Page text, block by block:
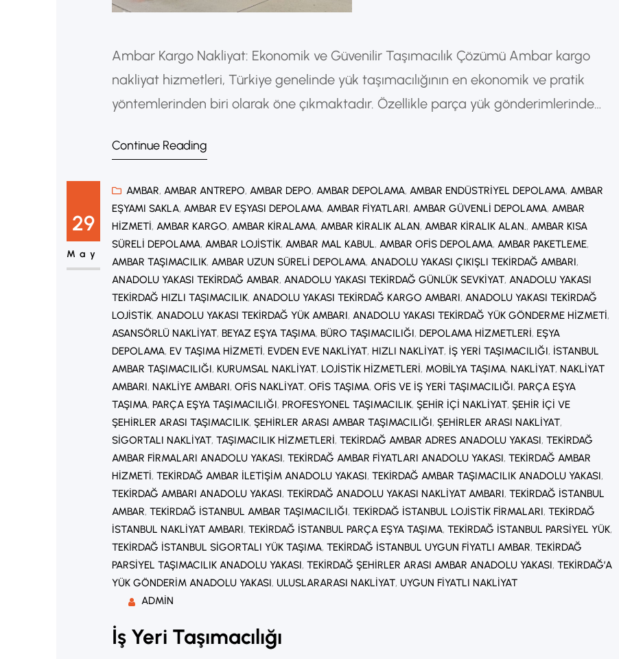
Ambar Kargo Nakliyat: Ekonomik ve Güvenilir Taşımacılık Çözümü Ambar kargo
nakliyat hizmetleri, Türkiye genelinde yük taşımacılığının en ekonomik ve pratik
yöntemlerinden biri olarak öne çıkmaktadır. Özellikle parça yük gönderimlerinde
taşınmasını sağlayarak maliyetleri düşürür. Bu sayede hem bireysel hem de
Continue Reading
29
May
AMBAR, AMBAR ANTREPO, AMBAR DEPO, AMBAR DEPOLAMA, AMBAR ENDÜSTRIYEL DEPOLAMA, AMBAR
EŞYAMI SAKLA, AMBAR EV EŞYASI DEPOLAMA, AMBAR FIYATLARI, AMBAR GÜVENLI DEPOLAMA, AMBAR
HIZMETI, AMBAR KARGO, AMBAR KIRALAMA, AMBAR KIRALIK ALAN, AMBAR KIRALIK ALAN., AMBAR KISA
SÜRELI DEPOLAMA, AMBAR LOJISTIK, AMBAR MAL KABUL, AMBAR OFIS DEPOLAMA, AMBAR PAKETLEME
AMBAR TAŞIMACILIK, AMBAR UZUN SÜRELI DEPOLAMA, ANADOLU YAKASI ÇIKIŞLI TEKIRDAĞ AMBARI
ANADOLU YAKASI TEKIRDAĞ AMBAR, ANADOLU YAKASI TEKIRDAĞ GÜNLÜK SEVKIYAT, ANADOLU YAKASI
TEKIRDAĞ HIZLI TAŞIMACILIK, ANADOLU YAKASI TEKIRDAĞ KARGO AMBARI, ANADOLU YAKASI TEKIRDAĞ
LOJISTIK, ANADOLU YAKASI TEKIRDAĞ YÜK AMBARI, ANADOLU YAKASI TEKIRDAĞ YÜK GÖNDERME HIZMETI
ASANSÖRLÜ NAKLIYAT, BEYAZ EŞYA TAŞIMA, BÜRO TAŞIMACILIĞI, DEPOLAMA HIZMETLERI, EŞYA
DEPOLAMA, EV TAŞIMA HIZMETI, EVDEN EVE NAKLIYAT, HIZLI NAKLIYAT, İŞ YERI TAŞIMACILIĞI, İSTANBUL
AMBAR TAŞIMACILIĞI, KURUMSAL NAKLIYAT, LOJISTIK HIZMETLERI, MOBILYA TAŞIMA, NAKLIYAT, NAKLIYAT
AMBARI, NAKLIYE AMBARI, OFIS NAKLIYAT, OFIS TAŞIMA, OFIS VE IŞ YERI TAŞIMACILIĞI, PARÇA EŞYA
TAŞIMA, PARÇA EŞYA TAŞIMACILIĞI, PROFESYONEL TAŞIMACILIK, ŞEHIR IÇI NAKLIYAT, ŞEHIR IÇI VE
ŞEHIRLER ARASI TAŞIMACILIK, ŞEHIRLER ARASI AMBAR TAŞIMACILIĞI, ŞEHIRLER ARASI NAKLIYAT
SIGORTALI NAKLIYAT, TAŞIMACILIK HIZMETLERI, TEKIRDAĞ AMBAR ADRES ANADOLU YAKASI, TEKIRDAĞ
AMBAR FIRMALARI ANADOLU YAKASI, TEKIRDAĞ AMBAR FIYATLARI ANADOLU YAKASI, TEKIRDAĞ AMBAR
HIZMETI, TEKIRDAĞ AMBAR ILETIŞIM ANADOLU YAKASI, TEKIRDAĞ AMBAR TAŞIMACILIK ANADOLU YAKASI
TEKIRDAĞ AMBARI ANADOLU YAKASI, TEKIRDAĞ ANADOLU YAKASI NAKLIYAT AMBARI, TEKIRDAĞ İSTANBUL
AMBAR, TEKIRDAĞ İSTANBUL AMBAR TAŞIMACILIĞI, TEKIRDAĞ İSTANBUL LOJISTIK FIRMALARI, TEKIRDAĞ
İSTANBUL NAKLIYAT AMBARI, TEKIRDAĞ İSTANBUL PARÇA EŞYA TAŞIMA, TEKIRDAĞ İSTANBUL PARSIYEL YÜK
TEKIRDAĞ İSTANBUL SIGORTALI YÜK TAŞIMA, TEKIRDAĞ İSTANBUL UYGUN FIYATLI AMBAR, TEKIRDAĞ
PARSIYEL TAŞIMACILIK ANADOLU YAKASI, TEKIRDAĞ ŞEHIRLER ARASI AMBAR ANADOLU YAKASI, TEKIRDAĞ’A
YÜK GÖNDERIM ANADOLU YAKASI, ULUSLARARASI NAKLIYAT, UYGUN FIYATLI NAKLIYAT
ADMIN
İş Yeri Taşımacılığı